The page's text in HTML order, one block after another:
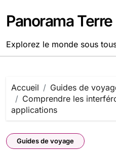
au
contenu
Panorama Terre
Explorez le monde sous
Accueil
Guides de
Comprendre les
applications
Guides de voyage